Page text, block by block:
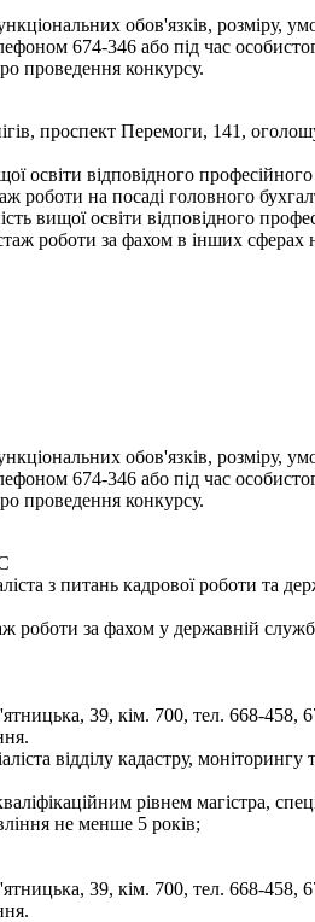
обов'язків, розміру,
674-346 або під час
проведення конкурсу.
проспект Перемоги, 141,
відповідного
роботи на посаді головного
вищої освіти відповідного
роботи за фахом в інших сферах
обов'язків, розміру,
674-346 або під час
проведення конкурсу.
з питань кадрової роботи та
роботи за фахом у державній
39, кім. 700, тел. 668-458,
відділу кадастру,
рівнем магістра,
не менше 5 років;
39, кім. 700, тел. 668-458,